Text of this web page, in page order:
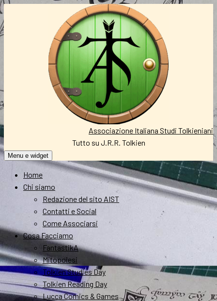
al
contenuto
Associazione Italiana Studi Tolkieniani
Tutto su J.R.R. Tolkien
Menu e widget
Home
Chi siamo
Redazione del sito AIST
Contatti e Social
Come Associarsi
Cosa Facciamo
FantastikA
Mitopoiesi
Tolkien Studies Day
Tolkien Reading Day
Lucca Comics & Games